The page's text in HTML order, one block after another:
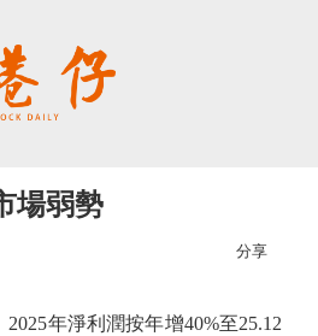
場弱勢
分享
年淨利潤按年增40%至25.12